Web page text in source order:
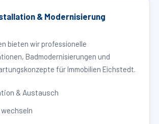
& Modernisierung
bieten wir professionelle
Badmodernisierungen und
für Immobilien Eichstedt.
& Austausch